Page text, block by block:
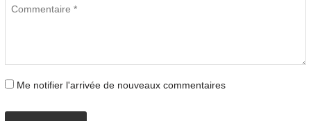
Me notifier l'arrivée de nouveaux commentaires